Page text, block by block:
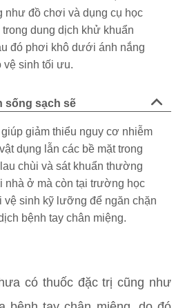
như đồ chơi và dụng cụ học
dung dịch khử khuẩn
đó phơi khô dưới ánh nắng
vệ sinh tối ưu.
sống sạch sẽ
giảm thiểu nguy cơ nhiễm
dụng lẫn các bề mặt trong
chùi và sát khuẩn thường
nhà ở mà còn tại trường học
sinh kỹ lưỡng để ngăn chặn
bệnh tay chân miệng.
có thuốc đặc trị cũng như